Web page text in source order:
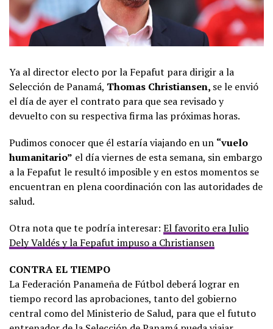
Ya al director electo por la Fepafut para dirigir a la
Selección de Panamá, Thomas Christiansen, se le envió
el día de ayer el contrato para que sea revisado y
devuelto con su respectiva firma las próximas horas.
Pudimos conocer que él estaría viajando en un “vuelo
humanitario” el día viernes de esta semana, sin embargo
a la Fepafut le resultó imposible y en estos momentos se
encuentran en plena coordinación con las autoridades de
salud.
Otra nota que te podría interesar: El favorito era Julio
Dely Valdés y la Fepafut impuso a Christiansen
CONTRA EL TIEMPO
La Federación Panameña de Fútbol deberá lograr en
tiempo record las aprobaciones, tanto del gobierno
central como del Ministerio de Salud, para que el fututo